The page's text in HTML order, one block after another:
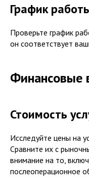
График
Проверьте график
он соответствует
Финансовые
Стоимость
Исследуйте цены на
Сравните их с
внимание на то,
послеоперационное